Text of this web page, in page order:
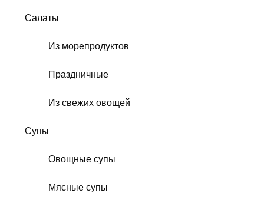
Салаты
Из морепродуктов
Праздничные
Из свежих овощей
Супы
Овощные супы
Мясные супы